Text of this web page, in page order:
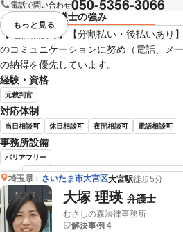
電話で問い合わせ050-5356-3066
弁護士の強み
【電話相談可】【分割払い・後払いあり
のコミュニケーションに努め（電話、メ
の納得を優先しています。
経験・資格
元裁判官
対応体制
当日相談可 休日相談可 夜間相談可 電話相談可
事務所設備
バリアフリー
有満 俊昭 弁護士の詳細
視覚的に省略されている要素を
もっと見る
埼玉県 さいたま市大宮区大宮駅徒歩5分
大塚 理瑛 弁護士
むさしの森法律事務所
解決事例 4